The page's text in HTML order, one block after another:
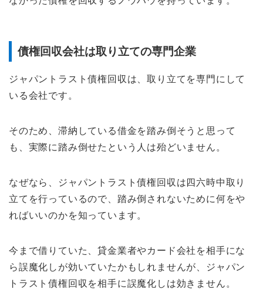
債権回収会社は取り立ての専門企業
ジャパントラスト債権回収は、取り立てを専門にして
いる会社です。
そのため、滞納している借金を踏み倒そうと思って
も、実際に踏み倒せたという人は殆どいません。
なぜなら、ジャパントラスト債権回収は四六時中取り
立てを行っているので、踏み倒されないために何をや
ればいいのかを知っています。
今まで借りていた、貸金業者やカード会社を相手にな
ら誤魔化しが効いていたかもしれませんが、ジャパン
トラスト債権回収を相手に誤魔化しは効きません。